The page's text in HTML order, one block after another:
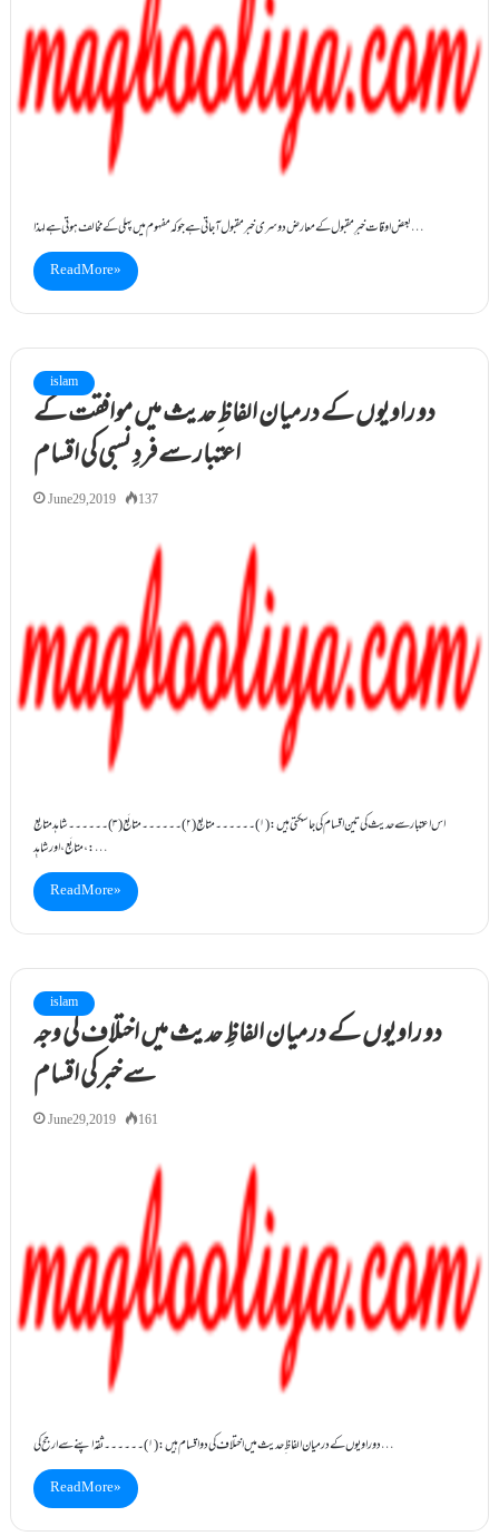
بعض اوقات خبرِ مقبول کے معارض دوسری خبر مقبول آجاتی ہے جوکہ مفہوم میں پہلی کے مخالف ہوتی ہے لہذا…
Read More »
islam
دو راویوں کے درمیان الفاظ ِحدیث میں موافقت کے
اعتبار سے فردِ نسبی کی اقسام
June 29, 2019 137
اس اعتبار سے حدیث کی تین اقسام کی جاسکتی ہیں: (۱)۔۔۔۔۔۔ متابِع (۲)۔۔۔۔۔۔ متابَع(۳)۔۔۔۔۔۔ شاہد متابِع
،متابَع ، اور شاہِد:…
Read More »
islam
دو راویوں کے درمیان الفاظِ حدیث میں اختلاف کی وجہ
سے خبر کی اقسام
June 29, 2019 161
دو راویوں کے درمیان الفاظ ِحدیث میں اختلاف کی دو اقسام ہیں: (۱)۔۔۔۔۔۔ ثقہ اپنے سے ارجح کی…
Read More »